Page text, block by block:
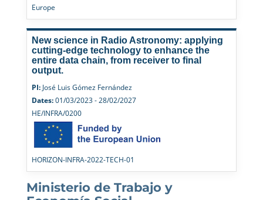
Europe
New science in Radio Astronomy: applying
cutting-edge technology to enhance the
entire data chain, from receiver to final
output.
PI:José Luis Gómez Fernández
Dates:01/03/2023 - 28/02/2027
HE/INFRA/0200
HORIZON-INFRA-2022-TECH-01
Ministerio de Trabajo y